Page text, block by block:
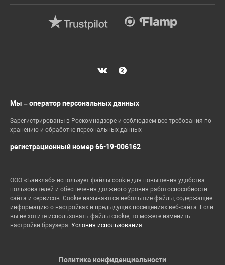
Мы – оператор персональных данных
Зарегистрированы в Роскомнадзоре и соблюдаем все требования по
хранению и обработке персональных данных
регистрационный номер 66-19-006162
ООО «Банклаб» использует файлы cookie для повышения удобства
пользователей и обеспечения должного уровня работоспособности
сайта и сервисов. Cookie называются небольшие файлы, содержащие
информацию о настройках и предыдущих посещениях веб-сайта. Если
вы не хотите использовать файлы cookie, то можете изменить
настройки браузера. Условия использования.
Политика конфиденциальности